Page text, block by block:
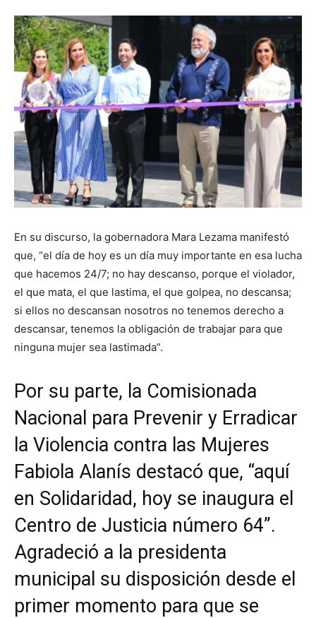
En su discurso, la gobernadora Mara Lezama manifestó
que, “el día de hoy es un día muy importante en esa lucha
que hacemos 24/7; no hay descanso, porque el violador,
el que mata, el que lastima, el que golpea, no descansa;
si ellos no descansan nosotros no tenemos derecho a
descansar, tenemos la obligación de trabajar para que
ninguna mujer sea lastimada”.
Por su parte, la Comisionada
Nacional para Prevenir y Erradicar
la Violencia contra las Mujeres
Fabiola Alanís destacó que, “aquí
en Solidaridad, hoy se inaugura el
Centro de Justicia número 64”.
Agradeció a la presidenta
municipal su disposición desde el
primer momento para que se